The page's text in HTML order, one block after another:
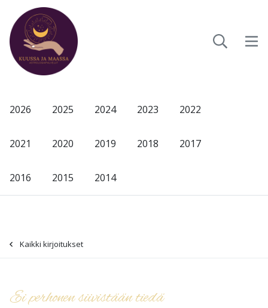
2026 2025 2024 2023 2022
2021 2020 2019 2018 2017
2016 2015 2014
Kaikki kirjoitukset
Ei perhonen siivistään tiedä